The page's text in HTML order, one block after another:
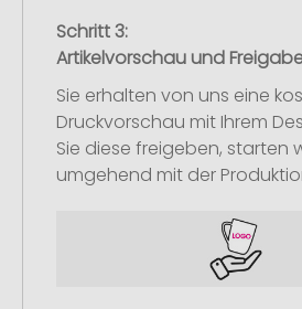
Schritt 3:
Artikelvorschau und
Sie erhalten von uns eine
Druckvorschau mit Ihrem
Sie diese freigeben, starten
umgehend mit der